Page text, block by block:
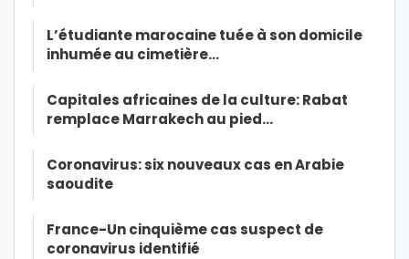
L’étudiante marocaine tuée à son domicile
inhumée au cimetière…
Capitales africaines de la culture: Rabat
remplace Marrakech au pied…
Coronavirus: six nouveaux cas en Arabie
saoudite
France-Un cinquième cas suspect de
coronavirus identifié